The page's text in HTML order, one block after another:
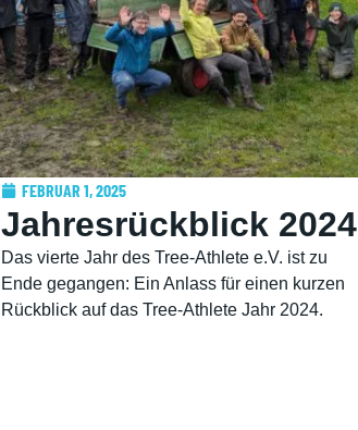
FEBRUAR 1, 2025
Jahresrückblick 2024
Das vierte Jahr des Tree-Athlete e.V. ist zu
Ende gegangen: Ein Anlass für einen kurzen
Rückblick auf das Tree-Athlete Jahr 2024.